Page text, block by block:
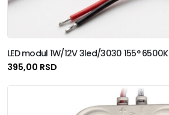
LED modul 1W/12V 3led/3030 155° 6500K
395,00 RSD